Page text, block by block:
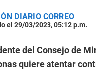
DIARIO CORREO
el 29/03/2023, 05:12 p.m.
del Consejo de
quiere atentar